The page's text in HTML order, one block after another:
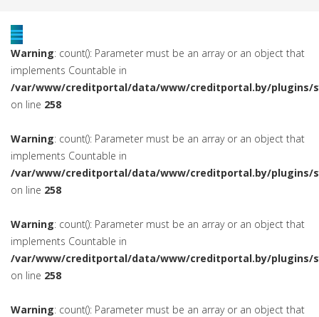
Warning: count(): Parameter must be an array or an object that
implements Countable in
/var/www/creditportal/data/www/creditportal.by/plugins/
on line 258
Warning: count(): Parameter must be an array or an object that
implements Countable in
/var/www/creditportal/data/www/creditportal.by/plugins/
on line 258
Warning: count(): Parameter must be an array or an object that
implements Countable in
/var/www/creditportal/data/www/creditportal.by/plugins/
on line 258
Warning: count(): Parameter must be an array or an object that